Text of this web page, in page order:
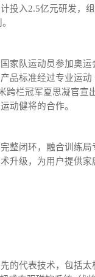
投入2.5亿元研发，
家队运动员参加奥运
品标准经过专业运动
跨栏冠军夏思凝官宣
动健将的合作。
整闭环，融合训练局
升级，为用户提供家
的代表技术，包括太